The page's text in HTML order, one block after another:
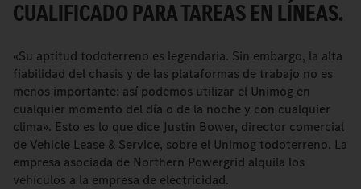
CUALIFICADO PARA TAREAS EN LÍNEAS.
«Su aptitud todoterreno es legendaria. Sin embargo, la alta
fiabilidad del chasis y de las plataformas de trabajo no es
menos importante: así podemos utilizar el Unimog en
cualquier momento del día o de la noche y con cualquier
clima». Esto es lo que dice Justin Bower, director comercial
de Vehicle Lease & Service, sobre el Unimog todoterreno. La
empresa asociada de Northern Powergrid alquila los
vehículos a la empresa de electricidad.